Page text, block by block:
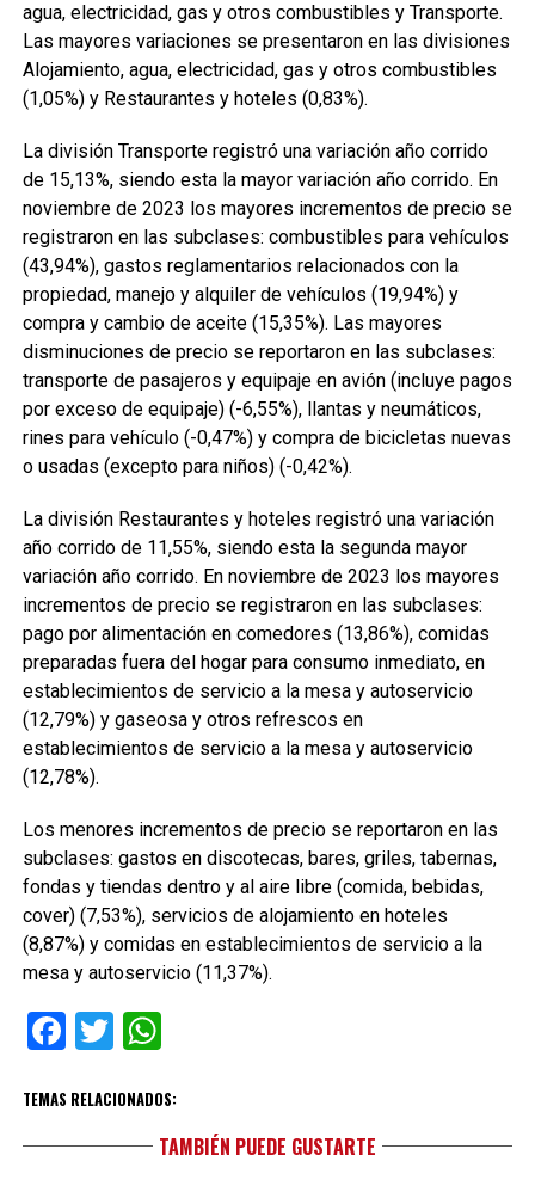
agua, electricidad, gas y otros combustibles y Transporte.
Las mayores variaciones se presentaron en las divisiones
Alojamiento, agua, electricidad, gas y otros combustibles
(1,05%) y Restaurantes y hoteles (0,83%).
La división Transporte registró una variación año corrido
de 15,13%, siendo esta la mayor variación año corrido. En
noviembre de 2023 los mayores incrementos de precio se
registraron en las subclases: combustibles para vehículos
(43,94%), gastos reglamentarios relacionados con la
propiedad, manejo y alquiler de vehículos (19,94%) y
compra y cambio de aceite (15,35%). Las mayores
disminuciones de precio se reportaron en las subclases:
transporte de pasajeros y equipaje en avión (incluye pagos
por exceso de equipaje) (-6,55%), llantas y neumáticos,
rines para vehículo (-0,47%) y compra de bicicletas nuevas
o usadas (excepto para niños) (-0,42%).
La división Restaurantes y hoteles registró una variación
año corrido de 11,55%, siendo esta la segunda mayor
variación año corrido. En noviembre de 2023 los mayores
incrementos de precio se registraron en las subclases:
pago por alimentación en comedores (13,86%), comidas
preparadas fuera del hogar para consumo inmediato, en
establecimientos de servicio a la mesa y autoservicio
(12,79%) y gaseosa y otros refrescos en
establecimientos de servicio a la mesa y autoservicio
(12,78%).
Los menores incrementos de precio se reportaron en las
subclases: gastos en discotecas, bares, griles, tabernas,
fondas y tiendas dentro y al aire libre (comida, bebidas,
cover) (7,53%), servicios de alojamiento en hoteles
(8,87%) y comidas en establecimientos de servicio a la
mesa y autoservicio (11,37%).
Facebook
TwitterWhatsApp
TEMAS RELACIONADOS:
TAMBIÉN PUEDE GUSTARTE